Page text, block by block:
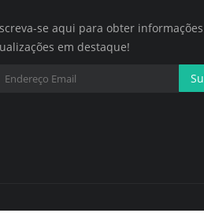
se aqui para obter
em destaque!